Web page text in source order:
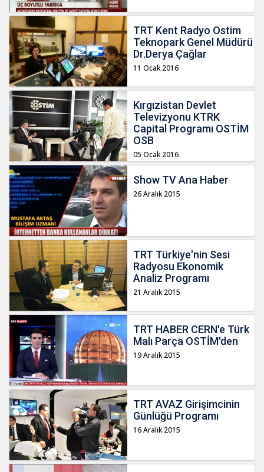
TRT Kent Radyo Ostim
Teknopark Genel Müdürü
Dr.Derya Çağlar
11 Ocak 2016
Kırgızistan Devlet
Televizyonu KTRK
Capital Programı OSTİM
OSB
05 Ocak 2016
Show TV Ana Haber
26 Aralık 2015
TRT Türkiye'nin Sesi
Radyosu Ekonomik
Analiz Programı
21 Aralık 2015
TRT HABER CERN'e Türk
Malı Parça OSTİM'den
19 Aralık 2015
TRT AVAZ Girişimcinin
Günlüğü Programı
16 Aralık 2015